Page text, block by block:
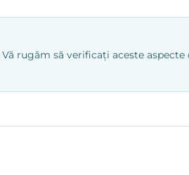
rugăm să verificați aceste